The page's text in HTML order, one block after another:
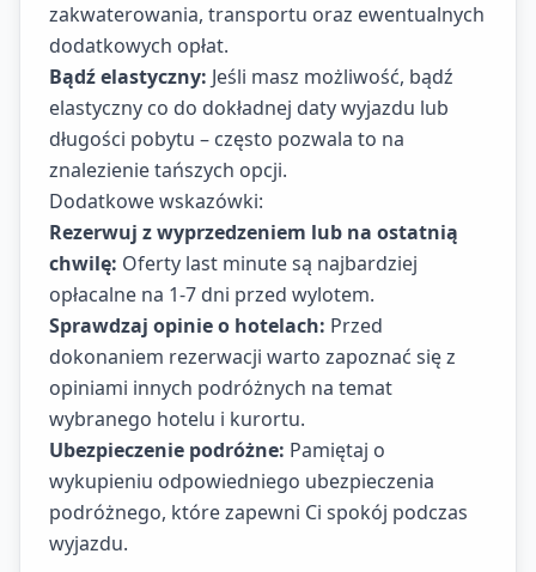
zakwaterowania, transportu oraz ewentualnych
dodatkowych opłat.
Bądź elastyczny: Jeśli masz możliwość, bądź
elastyczny co do dokładnej daty wyjazdu lub
długości pobytu – często pozwala to na
znalezienie tańszych opcji.
Dodatkowe wskazówki:
Rezerwuj z wyprzedzeniem lub na ostatnią
chwilę: Oferty last minute są najbardziej
opłacalne na 1-7 dni przed wylotem.
Sprawdzaj opinie o hotelach: Przed
dokonaniem rezerwacji warto zapoznać się z
opiniami innych podróżnych na temat
wybranego hotelu i kurortu.
Ubezpieczenie podróżne: Pamiętaj o
wykupieniu odpowiedniego ubezpieczenia
podróżnego, które zapewni Ci spokój podczas
wyjazdu.